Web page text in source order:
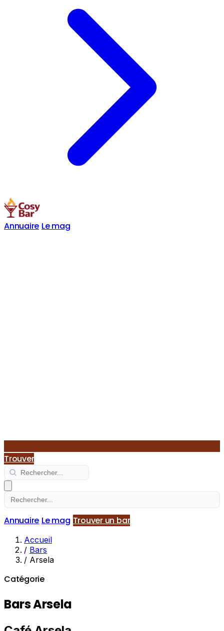
Annuaire Le mag
Trouver
Annuaire Le mag Trouver un bar
Accueil
/ Bars
/ Arsela
Catégorie
Bars Arsela